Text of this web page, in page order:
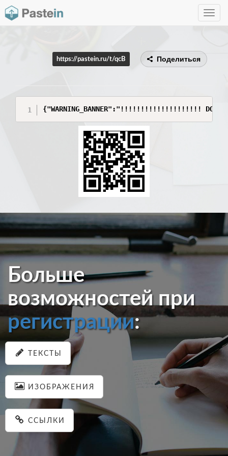
Toggle
https://pastein.ru/t/qcB Поделиться
{"WARNING_BANNER":"!!!!!!!!!!!!!!!!!!!! DO NOT SHARE
Больше
возможностей при
регистрации:
ТЕКСТЫ
ИЗОБРАЖЕНИЯ
ССЫЛКИ